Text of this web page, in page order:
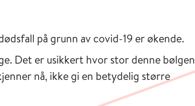
på grunn av covid-19 er økende.
Det er usikkert hvor stor denne bølgen
nå, ikke gi en betydelig større